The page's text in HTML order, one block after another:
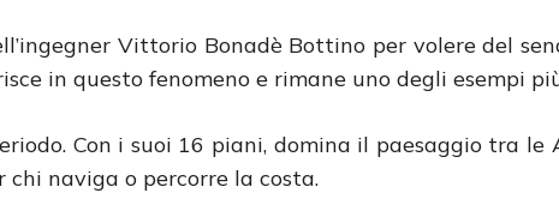
Vittorio Bonadè Bottino per volere del
in questo fenomeno e rimane uno degli esempi
Con i suoi 16 piani, domina il paesaggio tra le
naviga o percorre la costa.